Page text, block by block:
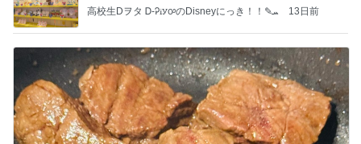
高校生Dヲタ Ꭰ-ᎮꭵꭹꭴのDisneyにっき！！✎ܚ 13日前